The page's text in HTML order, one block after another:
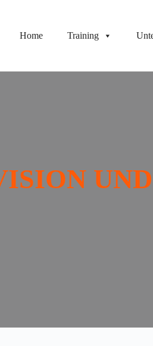
Home
Training